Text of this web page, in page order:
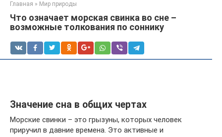
Главная » Мир природы
Что означает морская свинка во сне –
возможные толкования по соннику
Значение сна в общих чертах
Морские свинки – это грызуны, которых человек
приручил в давние времена. Это активные и